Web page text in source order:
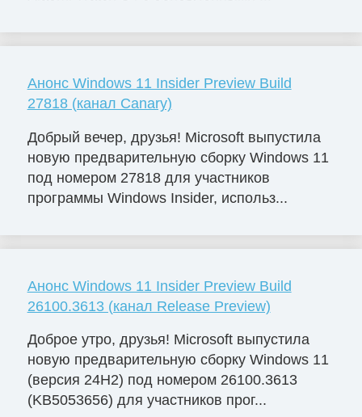
Анонс Windows 11 Insider Preview Build
27818 (канал Canary)
Добрый вечер, друзья! Microsoft выпустила
новую предварительную сборку Windows 11
под номером 27818 для участников
программы Windows Insider, использ...
Анонс Windows 11 Insider Preview Build
26100.3613 (канал Release Preview)
Доброе утро, друзья! Microsoft выпустила
новую предварительную сборку Windows 11
(версия 24H2) под номером 26100.3613
(KB5053656) для участников прог...